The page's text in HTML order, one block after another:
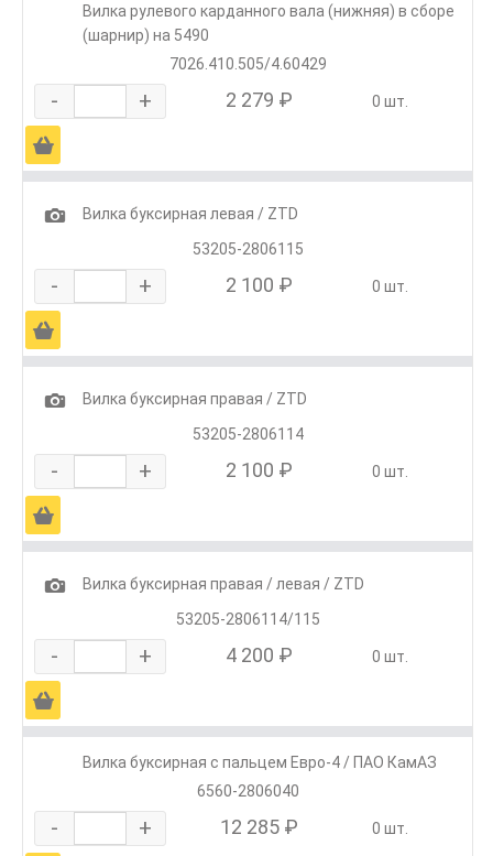
Вилка рулевого карданного вала (нижняя) в сборе
(шарнир) на 5490
7026.410.505/4.60429
- + 2 279 ₽ 0 шт.
Ä
1
Вилка буксирная левая / ZTD
53205-2806115
- + 2 100 ₽ 0 шт.
Ä
1
Вилка буксирная правая / ZTD
53205-2806114
- + 2 100 ₽ 0 шт.
Ä
1
Вилка буксирная правая / левая / ZTD
53205-2806114/115
- + 4 200 ₽ 0 шт.
Ä
Вилка буксирная с пальцем Евро-4 / ПАО КамАЗ
6560-2806040
- + 12 285 ₽ 0 шт.